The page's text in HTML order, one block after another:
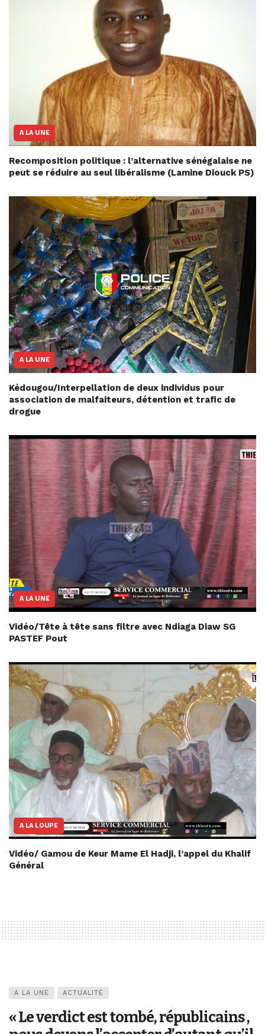
A LA UNE
Recomposition politique : l’alternative sénégalaise ne
peut se réduire au seul libéralisme (Lamine Diouck PS)
A LA UNE
Kédougou/Interpellation de deux individus pour
association de malfaiteurs, détention et trafic de
drogue
A LA UNE
Vidéo/Tête à tête sans filtre avec Ndiaga Diaw SG
PASTEF Pout
A LA LOUPE
Vidéo/ Gamou de Keur Mame El Hadji, l’appel du Khalif
Général
A LA UNE ACTUALITÉ
« Le verdict est tombé, républicains ,